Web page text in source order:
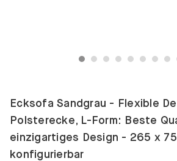
1 2 3 4 5 6 7 8
Ecksofa Sandgrau - Flexible
Polsterecke, L-Form: Beste
einzigartiges Design - 265 x
konfigurierbar